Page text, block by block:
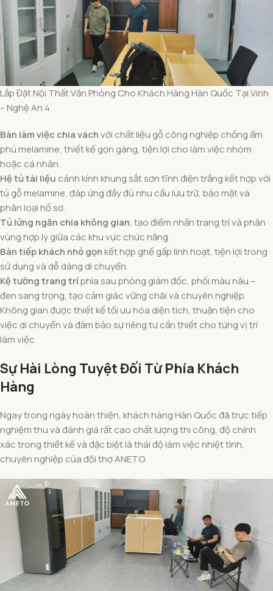
Lắp Đặt Nội Thất Văn Phòng Cho Khách Hàng Hàn Quốc Tại Vinh
– Nghệ An 4
Bàn làm việc chia váchvới chất liệu gỗ công nghiệp chống ẩm
phủ melamine, thiết kế gọn gàng, tiện lợi cho làm việc nhóm
hoặc cá nhân.
Hệ tủ tài liệu cánh kính khung sắt sơn tĩnh điện trắng kết hợp với
tủ gỗ melamine, đáp ứng đầy đủ nhu cầu lưu trữ, bảo mật và
phân loại hồ sơ.
Tủ lửng ngăn chia không gian, tạo điểm nhấn trang trí và phân
vùng hợp lý giữa các khu vực chức năng.
Bàn tiếp khách nhỏ gọn kết hợp ghế gấp linh hoạt, tiện lợi trong
sử dụng và dễ dàng di chuyển.
Kệ tường trang tríphía sau phòng giám đốc, phối màu nâu –
đen sang trọng, tạo cảm giác vững chãi và chuyên nghiệp.
Không gian được thiết kế tối ưu hóa diện tích, thuận tiện cho
việc di chuyển và đảm bảo sự riêng tư cần thiết cho từng vị trí
làm việc.
Sự Hài Lòng Tuyệt Đối Từ Phía Khách
Hàng
Ngay trong ngày hoàn thiện, khách hàng Hàn Quốc đã trực tiếp
nghiệm thu và đánh giá rất cao chất lượng thi công, độ chính
xác trong thiết kế và đặc biệt là thái độ làm việc nhiệt tình,
chuyên nghiệp của đội thợ ANETO.